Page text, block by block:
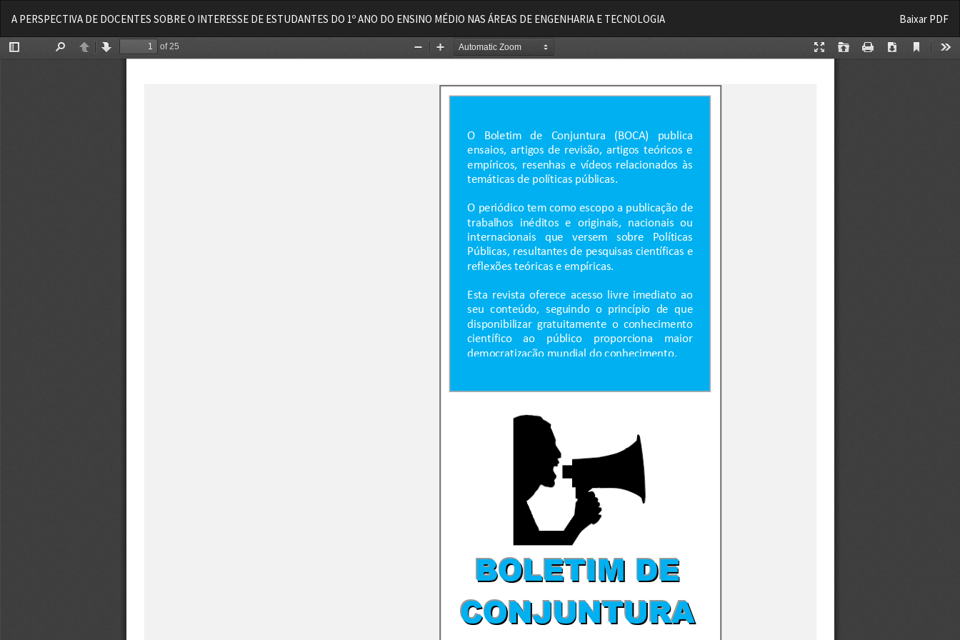
aos
Detalhes
do
A PERSPECTIVA DE DOCENTES SOBRE O INTERESSE DE ESTUDANTES DO 1º ANO DO ENSINO MÉDIO NAS ÁREAS DE ENGENHARIA E TECNOLOGIA Baixar
Baixar PDF